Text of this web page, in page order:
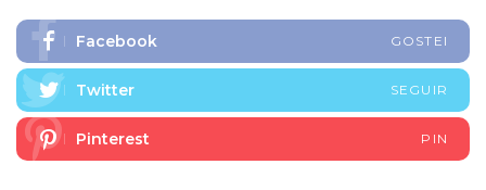
Facebook GOSTEI
Twitter SEGUIR
Pinterest PIN